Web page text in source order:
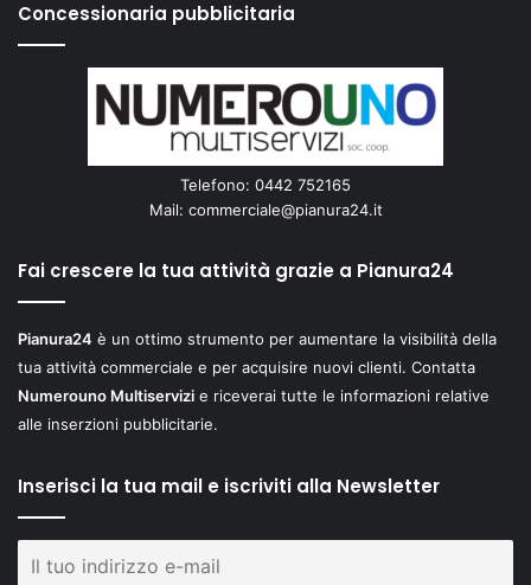
Concessionaria pubblicitaria
Telefono: 0442 752165
Mail: commerciale@pianura24.it
Fai crescere la tua attività grazie a Pianura24
Pianura24 è un ottimo strumento per aumentare la visibilità della
tua attività commerciale e per acquisire nuovi clienti. Contatta
Numerouno Multiservizi e riceverai tutte le informazioni relative
alle inserzioni pubblicitarie.
Inserisci la tua mail e iscriviti alla Newsletter